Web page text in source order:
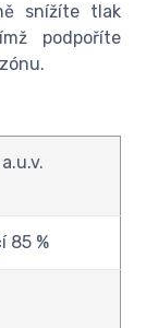
snížíte tlak
podpoříte
85 %